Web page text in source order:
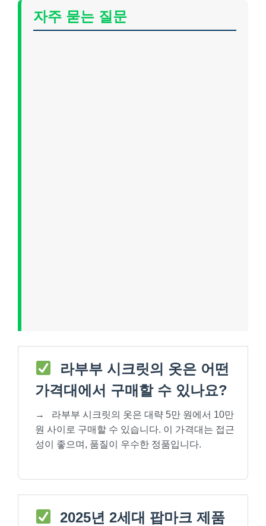
자주 묻는 질문
라부부 시크릿의 옷은 어떤
가격대에서 구매할 수 있나요?
→
라부부 시크릿의 옷은 대략 5만 원에서 10만
원 사이로 구매할 수 있습니다. 이 가격대는 접근
성이 좋으며, 품질이 우수한 정품입니다.
2025년 2세대 팝마크 제품